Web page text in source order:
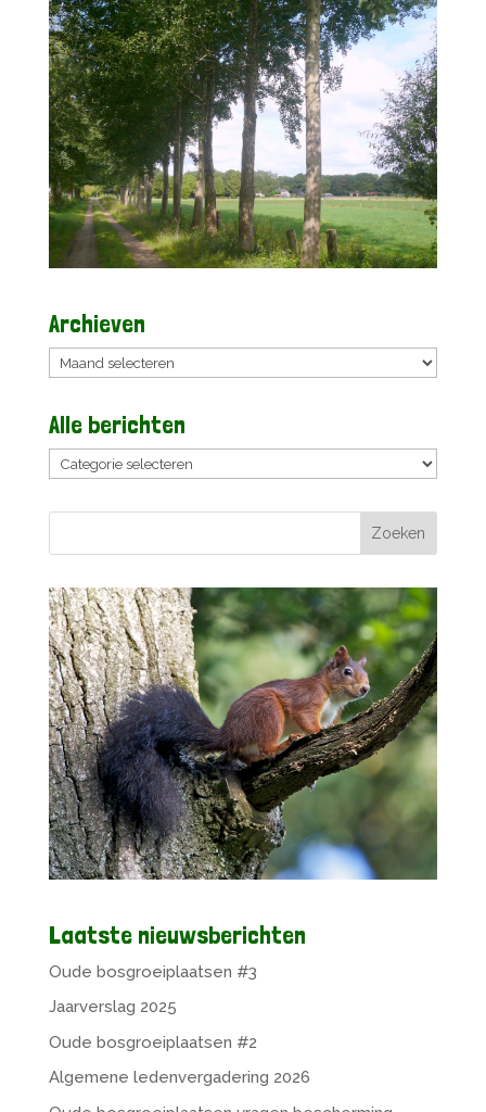
Archieven
Archieven
Alle berichten
Alle
Laatste nieuwsberichten
Oude bosgroeiplaatsen #3
Jaarverslag 2025
Oude bosgroeiplaatsen #2
Algemene ledenvergadering 2026